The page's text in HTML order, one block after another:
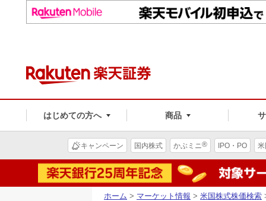
はじめての方へ 商品
キャンペーン 国内株式 かぶミニ® IPO・PO
ホーム > マーケット情報 > 米国株式株価検索